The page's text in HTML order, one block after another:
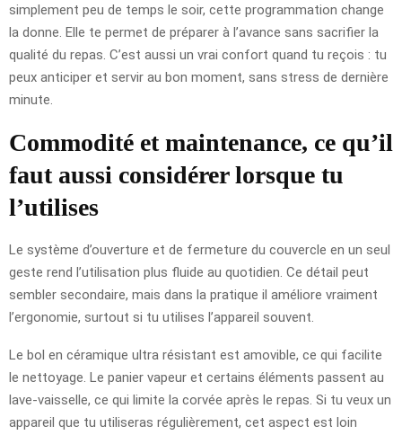
simplement peu de temps le soir, cette programmation change
la donne. Elle te permet de préparer à l’avance sans sacrifier la
qualité du repas. C’est aussi un vrai confort quand tu reçois : tu
peux anticiper et servir au bon moment, sans stress de dernière
minute.
Commodité et maintenance, ce qu’il
faut aussi considérer lorsque tu
l’utilises
Le système d’ouverture et de fermeture du couvercle en un seul
geste rend l’utilisation plus fluide au quotidien. Ce détail peut
sembler secondaire, mais dans la pratique il améliore vraiment
l’ergonomie, surtout si tu utilises l’appareil souvent.
Le bol en céramique ultra résistant est amovible, ce qui facilite
le nettoyage. Le panier vapeur et certains éléments passent au
lave-vaisselle, ce qui limite la corvée après le repas. Si tu veux un
appareil que tu utiliseras régulièrement, cet aspect est loin